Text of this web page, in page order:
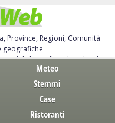
Province, Regioni, Comunità
geografiche
moduli, leggi, free download
Meteo
Stemmi
Case
Ristoranti